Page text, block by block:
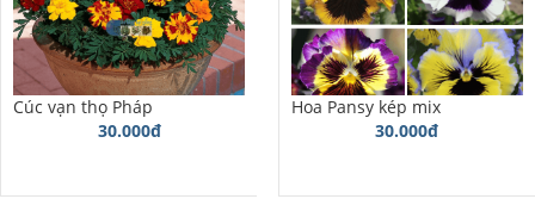
Cúc vạn thọ Pháp
30.000đ
Hoa Pansy kép mix
30.000đ